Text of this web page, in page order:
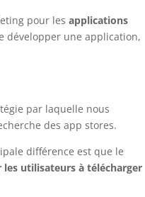
pour lesapplications
développer une application,
par laquelle nous
des app stores.
différence est que le
les utilisateurs à télécharger